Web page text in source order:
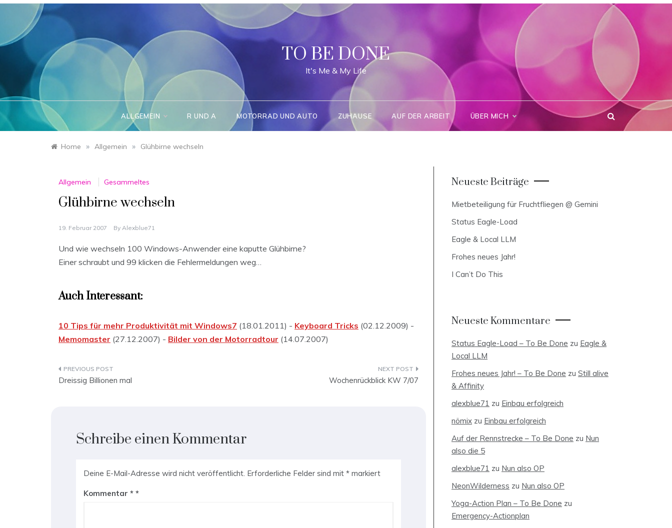
Skip
TO BE DONE
It's Me & My Life
ALLGEMEIN R UND A MOTORRAD UND AUTO ZUHAUSE AUF DER ARBEIT ÜBER MICH
Home » Allgemein » Glühbirne wechseln
Allgemein Gesammeltes
Glühbirne wechseln
19. Februar 2007 By Alexblue71
Und wie wechseln 100 Windows-Anwender eine kaputte Glühbirne?
Einer schraubt und 99 klicken die Fehlermeldungen weg…
Auch Interessant:
10 Tips für mehr Produktivität mit Windows7 (18.01.2011) - Keyboard Tricks (02.12.2009) -
Memomaster (27.12.2007) - Bilder von der Motorradtour (14.07.2007)
Beitragsnavigation
Dreissig Billionen mal Wochenrückblick KW 7/07
Schreibe einen Kommentar
Deine E-Mail-Adresse wird nicht veröffentlicht. Erforderliche Felder sind mit * markiert
Kommentar *
Neueste Beiträge
Mietbeteiligung für Fruchtfliegen @ Gemini
Status Eagle-Load
Eagle & Local LLM
Frohes neues Jahr!
I Can’t Do This
Neueste Kommentare
Status Eagle-Load – To Be Done zu Eagle &
Local LLM
Frohes neues Jahr! – To Be Done zu Still alive
& Affinity
alexblue71 zu Einbau erfolgreich
nömix zu Einbau erfolgreich
Auf der Rennstrecke – To Be Done zu Nun
also die 5
alexblue71 zu Nun also OP
NeonWilderness zu Nun also OP
Yoga-Action Plan – To Be Done zu
Emergency-Actionplan